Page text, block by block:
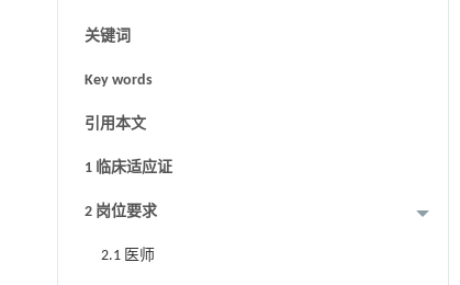
关键词
Key words
引用本文
1 临床适应证
2 岗位要求
2.1 医师